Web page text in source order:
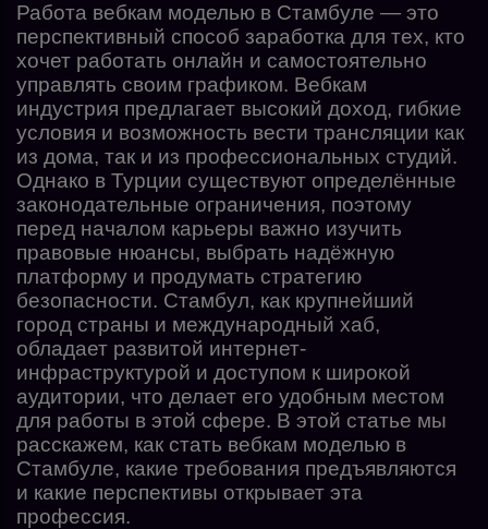
Работа вебкам моделью в Стамбуле — это
перспективный способ заработка для тех, кто
хочет работать онлайн и самостоятельно
управлять своим графиком. Вебкам
индустрия предлагает высокий доход, гибкие
условия и возможность вести трансляции как
из дома, так и из профессиональных студий.
Однако в Турции существуют определённые
законодательные ограничения, поэтому
перед началом карьеры важно изучить
правовые нюансы, выбрать надёжную
платформу и продумать стратегию
безопасности. Стамбул, как крупнейший
город страны и международный хаб,
обладает развитой интернет-
инфраструктурой и доступом к широкой
аудитории, что делает его удобным местом
для работы в этой сфере. В этой статье мы
расскажем, как стать вебкам моделью в
Стамбуле, какие требования предъявляются
и какие перспективы открывает эта
профессия.